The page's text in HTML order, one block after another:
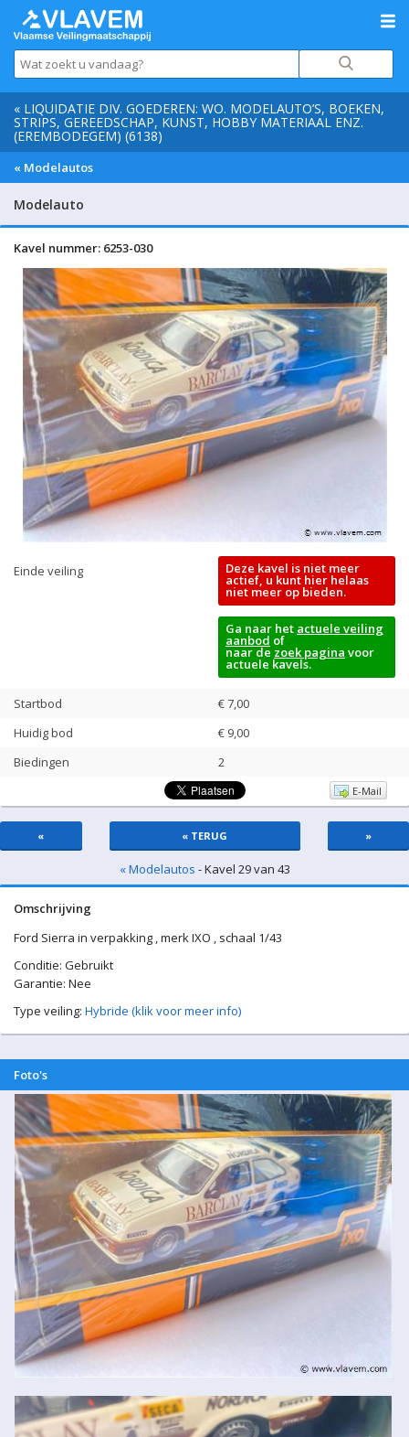
« LIQUIDATIE DIV. GOEDEREN: WO. MODELAUTO’S, BOEKEN,
STRIPS, GEREEDSCHAP, KUNST, HOBBY MATERIAAL ENZ.
(EREMBODEGEM) (6138)
« Modelautos
Modelauto
Kavel nummer: 6253-030
Einde veiling Deze kavel is niet meer
actief, u kunt hier helaas
niet meer op bieden.
Ga naar het actuele veiling
aanbod of
naar de zoek pagina voor
actuele kavels.
Startbod
€ 7,00
Huidig bod
€ 9,00
Biedingen
2
E-Mail
« « TERUG »
« Modelautos - Kavel 29 van 43
Omschrijving
Ford Sierra in verpakking , merk IXO , schaal 1/43
Conditie: Gebruikt
Garantie: Nee
Type veiling: Hybride (klik voor meer info)
Foto's